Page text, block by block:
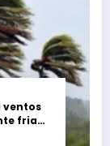
ventos
fria